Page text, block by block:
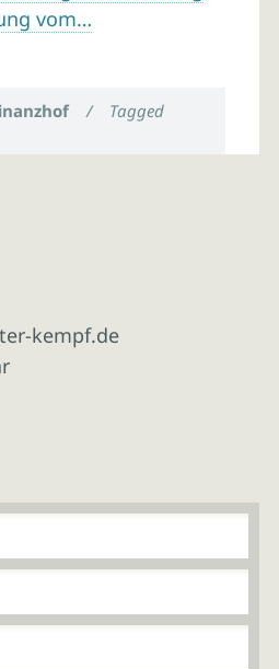
vom…
/
Tagged
kempf.de